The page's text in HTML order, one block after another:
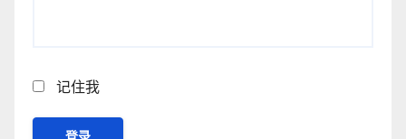
记住我